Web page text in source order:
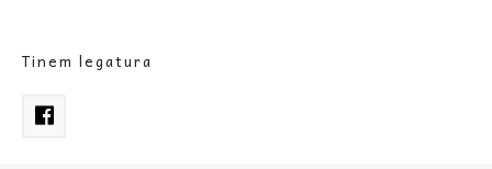
Tinem legatura